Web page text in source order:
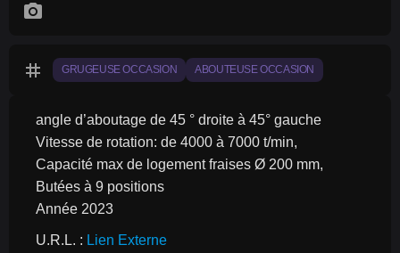
photo_camera
tag GRUGEUSE OCCASION ABOUTEUSE OCCASION
angle d’aboutage de 45 ° droite à 45° gauche
Vitesse de rotation: de 4000 à 7000 t/min,
Capacité max de logement fraises Ø 200 mm,
Butées à 9 positions
Année 2023
U.R.L. : Lien Externe